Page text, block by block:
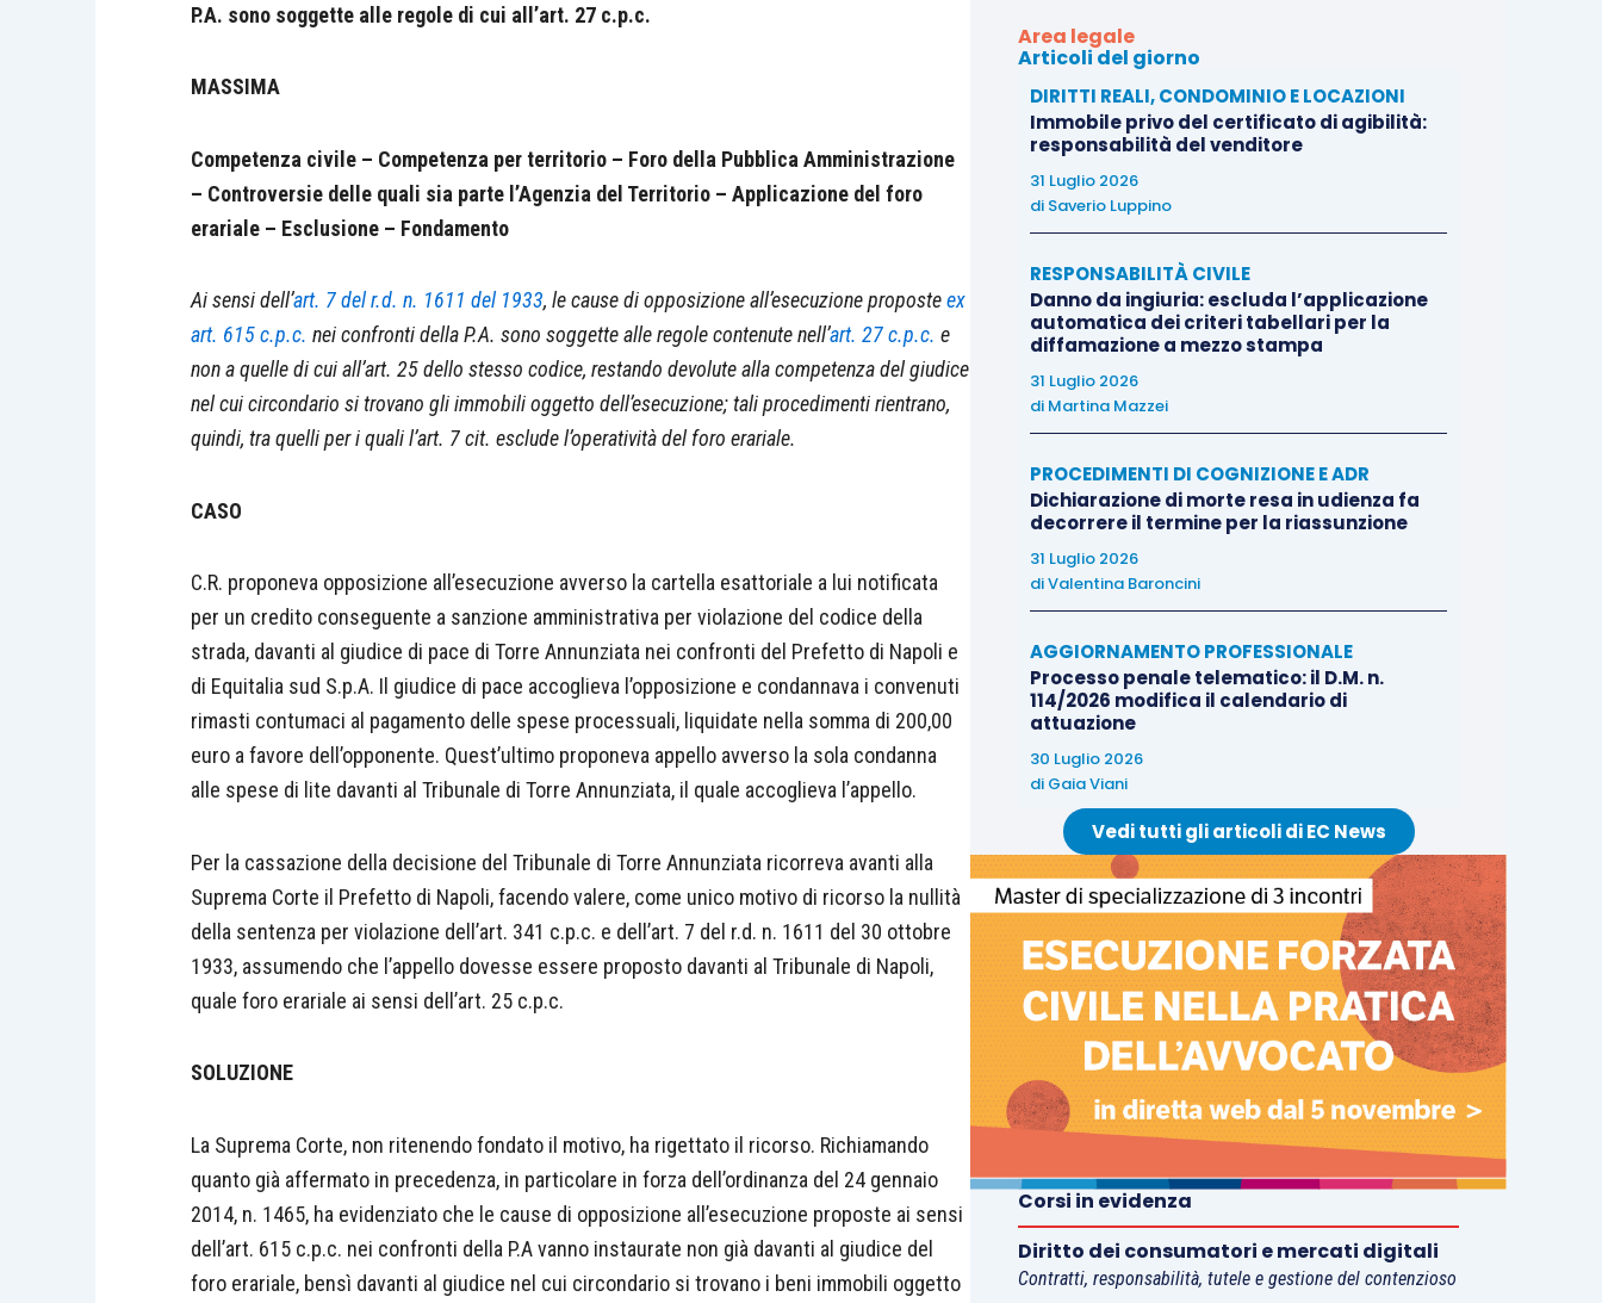
P.A. sono soggette alle regole di cui all’art. 27 c.p.c.
MASSIMA
Competenza civile – Competenza per territorio – Foro della Pubblica Amministrazione
– Controversie delle quali sia parte l’Agenzia del Territorio – Applicazione del foro
erariale – Esclusione – Fondamento
Ai sensi dell’art. 7 del r.d. n. 1611 del 1933, le cause di opposizione all’esecuzione proposteex
art. 615 c.p.c. nei confronti della P.A. sono soggette alle regole contenute nell’art. 27 c.p.c. e
non a quelle di cui all’art. 25 dello stesso codice, restando devolute alla competenza del giudice
nel cui circondario si trovano gli immobili oggetto dell’esecuzione; tali procedimenti rientrano,
quindi, tra quelli per i quali l’art. 7 cit. esclude l’operatività del foro erariale.
CASO
C.R. proponeva opposizione all’esecuzione avverso la cartella esattoriale a lui notificata
per un credito conseguente a sanzione amministrativa per violazione del codice della
strada, davanti al giudice di pace di Torre Annunziata nei confronti del Prefetto di Napoli e
di Equitalia sud S.p.A. Il giudice di pace accoglieva l’opposizione e condannava i convenuti
rimasti contumaci al pagamento delle spese processuali, liquidate nella somma di 200,00
euro a favore dell’opponente. Quest’ultimo proponeva appello avverso la sola condanna
alle spese di lite davanti al Tribunale di Torre Annunziata, il quale accoglieva l’appello.
Per la cassazione della decisione del Tribunale di Torre Annunziata ricorreva avanti alla
Suprema Corte il Prefetto di Napoli, facendo valere, come unico motivo di ricorso la nullità
della sentenza per violazione dell’art. 341 c.p.c. e dell’art. 7 del r.d. n. 1611 del 30 ottobre
1933, assumendo che l’appello dovesse essere proposto davanti al Tribunale di Napoli,
quale foro erariale ai sensi dell’art. 25 c.p.c.
SOLUZIONE
La Suprema Corte, non ritenendo fondato il motivo, ha rigettato il ricorso. Richiamando
quanto già affermato in precedenza, in particolare in forza dell’ordinanza del 24 gennaio
2014, n. 1465, ha evidenziato che le cause di opposizione all’esecuzione proposte ai sensi
dell’art. 615 c.p.c. nei confronti della P.A vanno instaurate non già davanti al giudice del
foro erariale, bensì davanti al giudice nel cui circondario si trovano i beni immobili oggetto
Area legale
Articoli del giorno
DIRITTI REALI, CONDOMINIO E LOCAZIONI
Immobile privo del certificato di agibilità:
responsabilità del venditore
31 Luglio 2026
di Saverio Luppino
RESPONSABILITÀ CIVILE
Danno da ingiuria: escluda l’applicazione
automatica dei criteri tabellari per la
diffamazione a mezzo stampa
31 Luglio 2026
di Martina Mazzei
PROCEDIMENTI DI COGNIZIONE E ADR
Dichiarazione di morte resa in udienza fa
decorrere il termine per la riassunzione
31 Luglio 2026
diValentina Baroncini
AGGIORNAMENTO PROFESSIONALE
Processo penale telematico: il D.M. n.
114/2026 modifica il calendario di
attuazione
30 Luglio 2026
di Gaia Viani
Vedi tutti gli articoli di EC News
Corsi in evidenza
Diritto dei consumatori e mercati digitali
Contratti, responsabilità, tutele e gestione del contenzioso